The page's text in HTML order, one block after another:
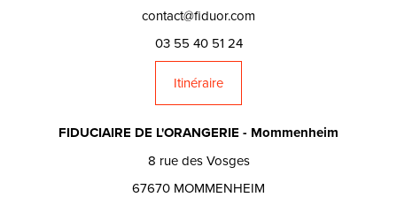
contact@fiduor.com
03 55 40 51 24
Itinéraire
FIDUCIAIRE DE L'ORANGERIE - Mommenheim
8 rue des Vosges
67670 MOMMENHEIM